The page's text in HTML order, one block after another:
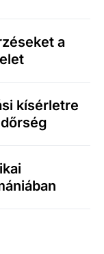
a
kísérletre